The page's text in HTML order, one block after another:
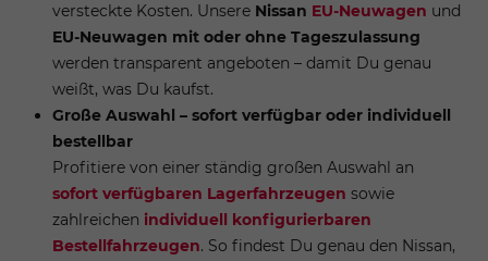
versteckte Kosten. Unsere Nissan EU-Neuwagen und
EU-Neuwagen mit oder ohne Tageszulassung
werden transparent angeboten – damit Du genau
weißt, was Du kaufst.
Große Auswahl – sofort verfügbar oder individuell
bestellbar
Profitiere von einer ständig großen Auswahl an
sofort verfügbaren Lagerfahrzeugen sowie
zahlreichen individuell konfigurierbaren
Bestellfahrzeugen. So findest Du genau den Nissan,